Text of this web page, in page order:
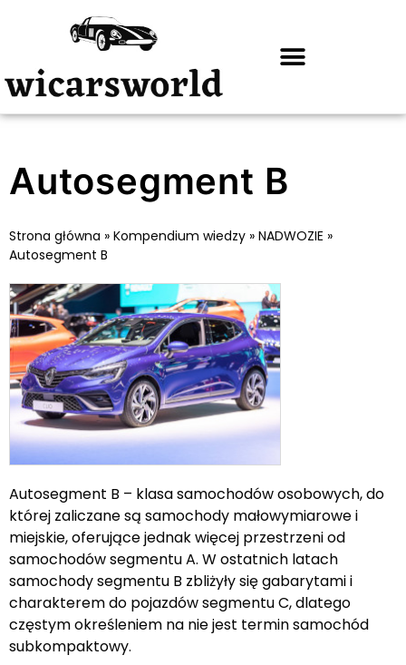
Autosegment B
Strona główna » Kompendium wiedzy » NADWOZIE »
Autosegment B
Autosegment B – klasa samochodów osobowych, do
której zaliczane są samochody małowymiarowe i
miejskie, oferujące jednak więcej przestrzeni od
samochodów segmentu A. W ostatnich latach
samochody segmentu B zbliżyły się gabarytami i
charakterem do pojazdów segmentu C, dlatego
częstym określeniem na nie jest termin samochód
subkompaktowy.